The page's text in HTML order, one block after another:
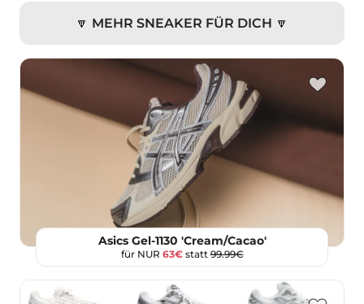
🔽 MEHR SNEAKER FÜR DICH 🔽
Asics Gel-1130 'Cream/Cacao'
für NUR 63€statt99.99€